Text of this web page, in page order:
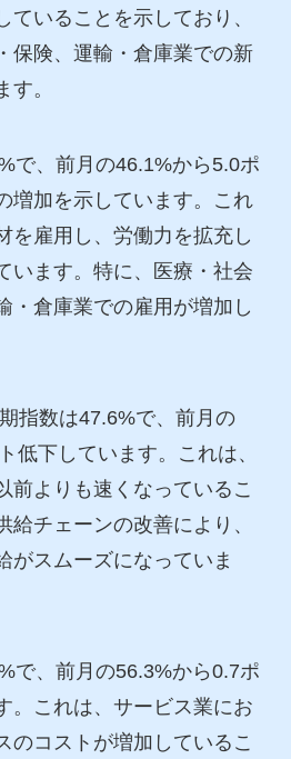
ていることを示しており、
保険、運輸・倉庫業での新
。
で、前月の46.1%から5.0ポ
増加を示しています。これ
を雇用し、労働力を拡充し
います。特に、医療・社会
・倉庫業での雇用が増加し
指数は47.6%で、前月の
低下しています。これは、
前よりも速くなっているこ
給チェーンの改善により、
がスムーズになっていま
で、前月の56.3%から0.7ポ
。これは、サービス業にお
のコストが増加しているこ